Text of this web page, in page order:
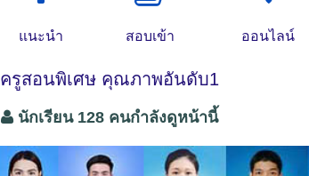
แนะนำ สอบเข้า ออนไลน์
ครูสอนพิเศษ คุณภาพอันดับ1
นักเรียน 128 คนกำลังดูหน้านี้